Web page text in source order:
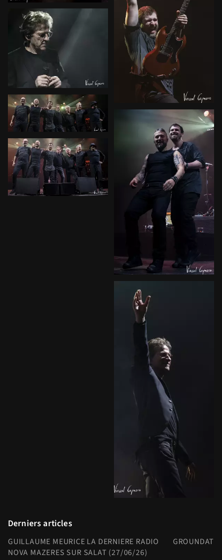
Derniers articles
GUILLAUME MEURICE LA DERNIERE RADIO
NOVA MAZERES SUR SALAT (27/06/26)